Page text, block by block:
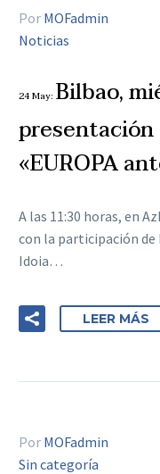
Por MOFadmin
Noticias
24 May: Bilbao,
presentación
«EUROPA
A las 11:30 horas, en
con la participación de
Idoia…
LEER MÁS
Por MOFadmin
Sin categoría